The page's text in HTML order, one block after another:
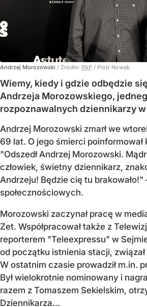
Andrzej Morozowski / Źródło: PAP / Piotr Nowak
Wiemy, kiedy i gdzie odbędzie
Andrzeja Morozowskiego,
rozpoznawalnych dziennikarzy
Andrzej Morozowski zmarł we
69 lat. O jego śmierci poinformował
"Odszedł Andrzej Morozowski.
człowiek, świetny dziennikarz,
Andrzeju! Będzie cię tu brakowało!"
społecznościowych.
Morozowski zaczynał pracę w
Zet. Współpracował także z
reporterem "Teleexpressu" w
od początku istnienia stacji, związał
W ostatnim czasie prowadził m.in.
Był wielokrotnie nominowany i
razem z Tomaszem Sekielskim,
Dziennikarza...